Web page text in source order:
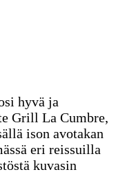
hyvä ja
Grill La Cumbre,
ison avotakan
eri reissuilla
kuvasin